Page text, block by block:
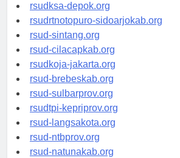
rsudksa-depok.org
rsudrtnotopuro-sidoarjokab.org
rsud-sintang.org
rsud-cilacapkab.org
rsudkoja-jakarta.org
rsud-brebeskab.org
rsud-sulbarprov.org
rsudtpi-kepriprov.org
rsud-langsakota.org
rsud-ntbprov.org
rsud-natunakab.org